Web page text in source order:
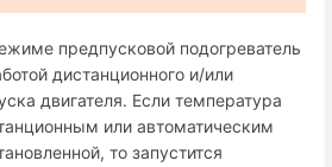
предпусковой подогреватель
дистанционного и/или
двигателя. Если температура
или автоматическим
то запустится